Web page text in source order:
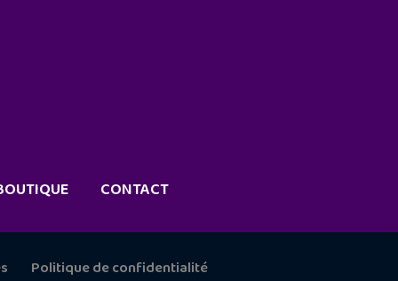
CONTACT
Politique de confidentialité